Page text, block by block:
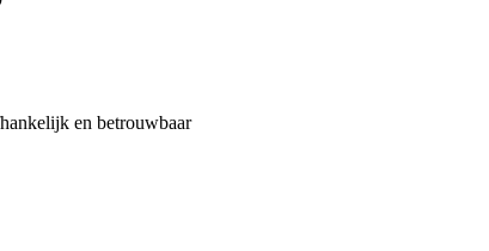
en betrouwbaar